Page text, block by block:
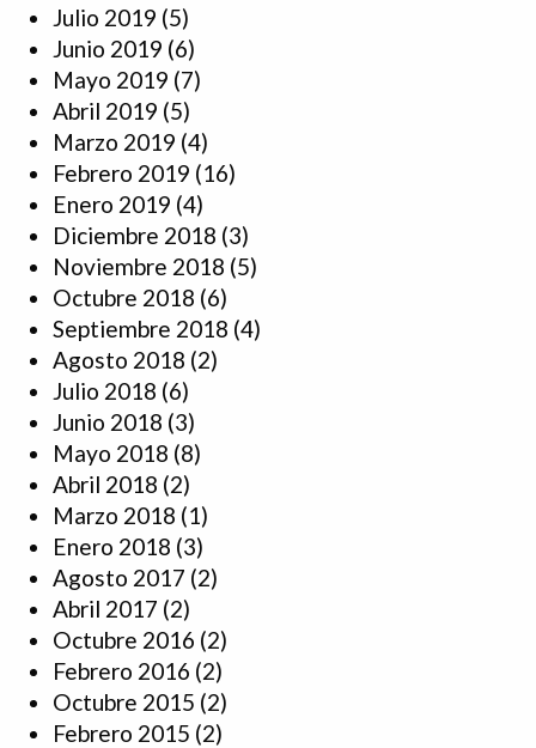
Julio 2019 (5)
Junio 2019 (6)
Mayo 2019 (7)
Abril 2019 (5)
Marzo 2019 (4)
Febrero 2019 (16)
Enero 2019 (4)
Diciembre 2018 (3)
Noviembre 2018 (5)
Octubre 2018 (6)
Septiembre 2018 (4)
Agosto 2018 (2)
Julio 2018 (6)
Junio 2018 (3)
Mayo 2018 (8)
Abril 2018 (2)
Marzo 2018 (1)
Enero 2018 (3)
Agosto 2017 (2)
Abril 2017 (2)
Octubre 2016 (2)
Febrero 2016 (2)
Octubre 2015 (2)
Febrero 2015 (2)